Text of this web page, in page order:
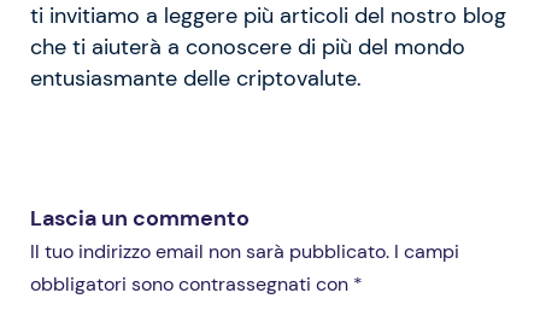
ti invitiamo a leggere più articoli del nostro blog
che ti aiuterà a conoscere di più del mondo
entusiasmante delle criptovalute.
Lascia un commento
Il tuo indirizzo email non sarà pubblicato. I campi
obbligatori sono contrassegnati con *